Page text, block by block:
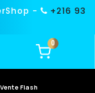
-
+216 93
0
Vente Flash